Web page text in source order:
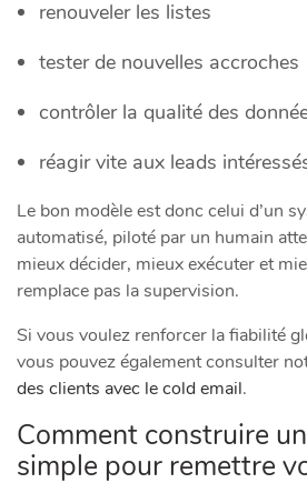
renouveler les listes
tester de nouvelles accroches
contrôler la qualité des
réagir vite aux leads
Le bon modèle est donc celui d’un
automatisé, piloté par un humain
mieux décider, mieux exécuter et
remplace pas la supervision.
Si vous voulez renforcer la fiabilité
vous pouvez également consulter
des clients avec le cold email.
Comment construire
simple pour remettre